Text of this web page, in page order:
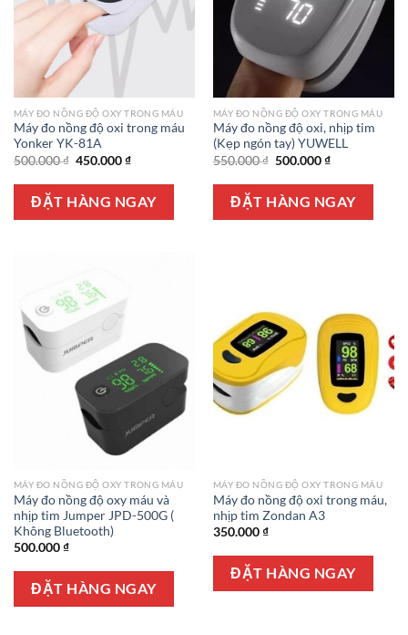
MÁY ĐO NỒNG ĐỘ OXY TRONG MÁU
Máy đo nồng độ oxi trong máu
Yonker YK-81A
500.000₫ Giá
là:
500.000 ₫.
450.000₫Giá
tại
là:
450.000 ₫.
ĐẶT HÀNG NGAY
MÁY ĐO NỒNG ĐỘ OXY TRONG MÁU
Máy đo nồng độ oxi, nhịp tim
(Kẹp ngón tay) YUWELL
550.000₫ Giá
là:
550.000 ₫.
500.000₫Giá
tại
là:
500.000 ₫.
ĐẶT HÀNG NGAY
MÁY ĐO NỒNG ĐỘ OXY TRONG MÁU
Máy đo nồng độ oxy máu và
nhịp tim Jumper JPD-500G (
Không Bluetooth)
500.000₫
ĐẶT HÀNG NGAY
MÁY ĐO NỒNG ĐỘ OXY TRONG MÁU
Máy đo nồng độ oxi trong máu,
nhịp tim Zondan A3
350.000₫
ĐẶT HÀNG NGAY